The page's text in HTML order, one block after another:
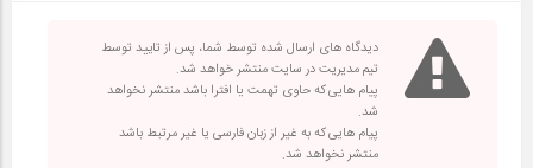
دیدگاه های ارسال شده توسط شما، پس از تایید توسط
تیم مدیریت در سایت منتشر خواهد شد.
پیام هایی که حاوی تهمت یا افترا باشد منتشر نخواهد
شد.
پیام هایی که به غیر از زبان فارسی یا غیر مرتبط باشد
منتشر نخواهد شد.